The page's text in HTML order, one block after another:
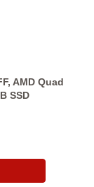
AMD Quad
SSD